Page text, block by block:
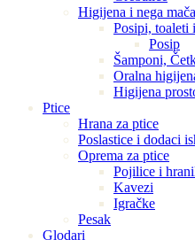
Higijena i nega
Posipi, toaleti
Posip
Šamponi,
Oralna
Higijena
Ptice
Hrana za ptice
Poslastice i dodaci
Oprema za ptice
Pojilice i
Kavezi
Igračke
Pesak
Glodari